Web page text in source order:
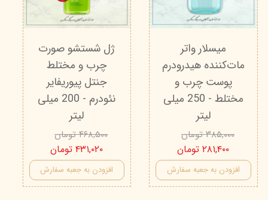
میسلار واتر
مات‌کننده هیدرودرم
پوست چرب و
مختلط - 250 میلی
لیتر
۳۸۵,۰۰۰ تومان
۲۸۱,۴۰۰ تومان
افزودن به جعبه سفارش
ژل شستشو صورت
چرب و مختلط
جنتل پیوریفایر
نئودرم - 200 میلی‌
لیتر
۴۶۸,۵۰۰ تومان
۴۳۱,۰۲۰ تومان
افزودن به جعبه سفارش